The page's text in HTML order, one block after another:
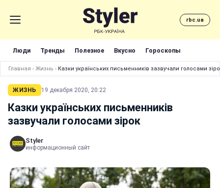
rbc.ua
Люди Тренды Полезное Вкусно Гороскопы
Главная › Жизнь › Казки українських письменників зазвучали голосами
ЖИЗНЬ 19 декабря 2020, 20:22
Казки українських письменників
зазвучали голосами зірок
Styler
информационный сайт